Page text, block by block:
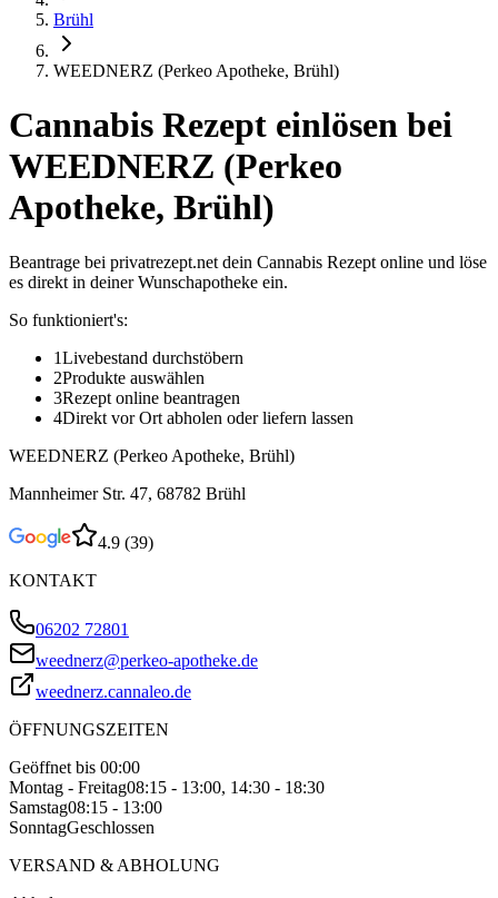
Brühl
WEEDNERZ (Perkeo Apotheke, Brühl)
Cannabis Rezept einlösen bei
WEEDNERZ (Perkeo
Apotheke, Brühl)
Beantrage bei privatrezept.net dein Cannabis Rezept online und löse
es direkt in deiner Wunschapotheke ein.
So funktioniert's:
1Livebestand durchstöbern
2Produkte auswählen
3Rezept online beantragen
4Direkt vor Ort abholen oder liefern lassen
WEEDNERZ (Perkeo Apotheke, Brühl)
Mannheimer Str. 47, 68782 Brühl
4.9 (39)
KONTAKT
06202 72801
weednerz@perkeo-apotheke.de
weednerz.cannaleo.de
ÖFFNUNGSZEITEN
Geöffnet bis 00:00
Montag - Freitag08:15 - 13:00, 14:30 - 18:30
Samstag08:15 - 13:00
SonntagGeschlossen
VERSAND & ABHOLUNG